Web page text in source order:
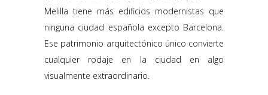
Melilla tiene más edificios modernistas que
ninguna ciudad española excepto Barcelona.
Ese patrimonio arquitectónico único convierte
cualquier rodaje en la ciudad en algo
visualmente extraordinario.